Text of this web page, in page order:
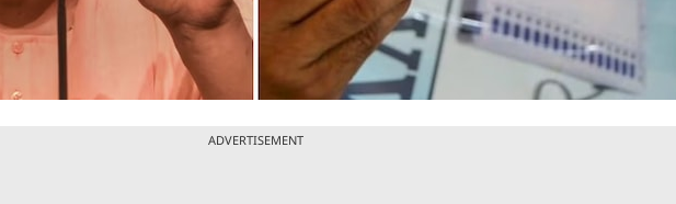
ADVERTISEMENT